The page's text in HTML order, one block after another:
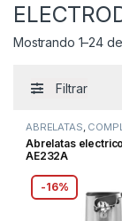
Mostrando 1–24
Filtrar
ABRELATAS,
Abrelatas
AE232A
-16%